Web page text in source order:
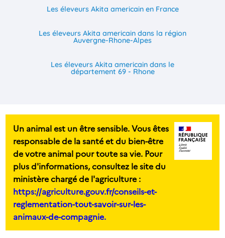
Les éleveurs Akita americain en France
Les éleveurs Akita americain dans la région
Auvergne-Rhone-Alpes
Les éleveurs Akita americain dans le
département 69 - Rhone
Un animal est un être sensible. Vous êtes
responsable de la santé et du bien-être
de votre animal pour toute sa vie. Pour
plus d'informations, consultez le site du
ministère chargé de l'agriculture :
https://agriculture.gouv.fr/conseils-et-
reglementation-tout-savoir-sur-les-
animaux-de-compagnie.